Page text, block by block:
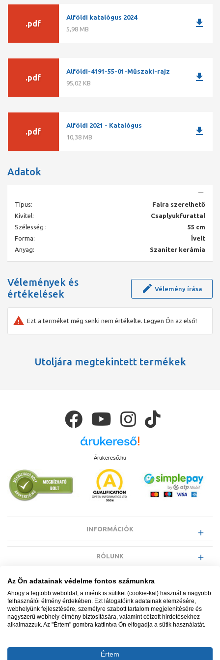
.pdf
Alföldi katalógus 2024
5,98 MB
download
.pdf
Alföldi-4191-55-01-Műszaki-rajz
95,02 KB
download
.pdf
Alföldi 2021 - Katalógus
10,38 MB
download
Adatok
Típus:
Falra szerelhető
Kivitel:
Csaplyukfurattal
Szélesség :
55 cm
Forma:
Ívelt
Anyag:
Szaniter kerámia
Vélemények és
értékelések
Vélemény írása
Ezt a terméket még senki nem értékelte. Legyen Ön az első!
Utoljára megtekintett termékek
Árukereső.hu
INFORMÁCIÓK
RÓLUNK
EGYÉB INFORMÁCIÓK
VÁSÁRLÓI INFORMÁCIÓK
Az Ön adatainak védelme fontos számunkra
Ahogy a legtöbb weboldal, a miénk is sütiket (cookie-kat) használ a nagyobb
felhasználói élmény érdekében. Ezt látogatóink adatainak elemzésére,
webhelyünk fejlesztésére, személyre szabott tartalom megjelenítésére és
nagyszerű webhely-élmény biztosítására, valamint célzott hirdetésekhez
alkalmazzuk. Az "Értem" gombra kattintva Ön elfogadja a sütik használatát.
Értem